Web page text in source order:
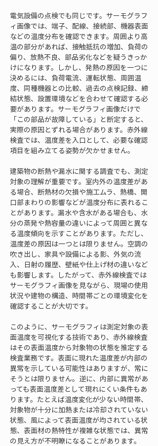
電気設備の点検でも同じです。サーモグラフ
ィ画像では、端子、配線、接続部、機器表面
などの温度分布を確認できます。周囲より高
温の部分があれば、接触抵抗の増加、負荷の
偏り、放熱不良、部品劣化などを疑うきっか
けになります。しかし、発熱の原因を一つに
決めるには、負荷電流、運転状態、周囲温
度、同種機器との比較、過去の点検記録、締
結状態、設置環境などを合わせて確認する必
要があります。サーモグラフィ画像だけで
「この部品が故障している」と断定すると、
実際の原因とずれる場合があります。赤外線
検査では、温度差を入口として、必要な確認
項目を組み立てる姿勢が欠かせません。
建築物の断熱や漏水に関する調査でも、測定
対象の理解が重要です。室内外の温度差があ
る場合、断熱材の欠損や施工ムラ、熱橋、開
口部まわりの影響などが温度分布に表れるこ
とがあります。漏水や含水がある場合も、水
分の蒸発や熱容量の違いによって周囲と異な
る温度傾向を示すことがあります。ただし、
温度差の原因は一つとは限りません。空調の
吹き出し、家具や設備による影、外気の流
入、日射の履歴、壁紙や仕上げ材の違いなど
も影響します。したがって、赤外線検査では
サーモグラフィ画像を見ながら、現場の使用
状況や建物の構造、時間帯ごとの環境変化を
確認することが大切です。
このように、サーモグラフィは測定対象の表
面温度を可視化する技術であり、赤外線検査
はその表面温度から対象物の状態を推定する
検査業務です。表面に現れた温度差が内部の
異常を示している可能性はありますが、常に
そうとは限りません。逆に、内部に異常があ
っても表面温度差として現れにくい条件もあ
ります。たとえば温度変化が少ない時間帯、
対象物が十分に加熱または冷却されていない
状態、風によって表面温度が均されている状
態、表面材の熱特性が複雑な状態では、異常
の見え方が不明瞭になることがあります。